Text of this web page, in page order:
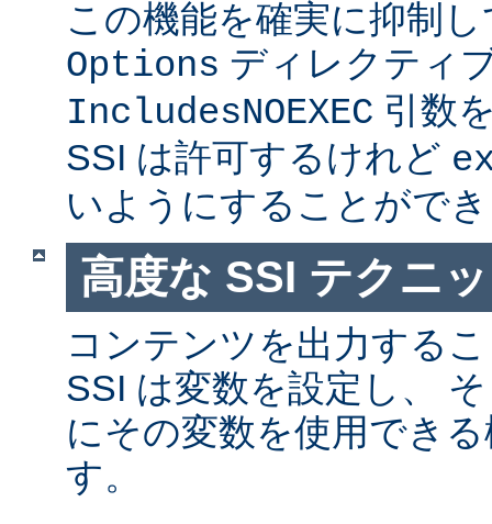
この機能を確実に抑制
Options ディレクティ
IncludesNOEXEC 引数
SSI は許可するけれど
いようにすることがで
高度な SSI テクニ
コンテンツを出力する
SSI は変数を設定し、
にその変数を使用でき
す。